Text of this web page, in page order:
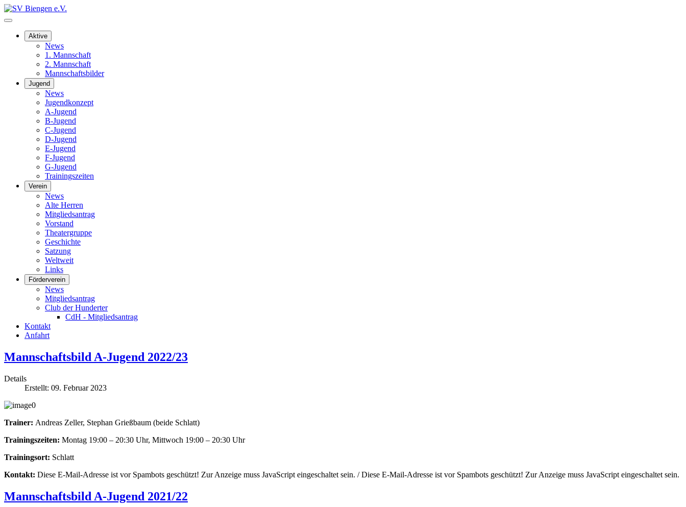
Aktive
News
1. Mannschaft
2. Mannschaft
Mannschaftsbilder
Jugend
News
Jugendkonzept
A-Jugend
B-Jugend
C-Jugend
D-Jugend
E-Jugend
F-Jugend
G-Jugend
Trainingszeiten
Verein
News
Alte Herren
Mitgliedsantrag
Vorstand
Theatergruppe
Geschichte
Satzung
Weltweit
Links
Förderverein
News
Mitgliedsantrag
Club der Hunderter
CdH - Mitgliedsantrag
Kontakt
Anfahrt
Mannschaftsbild A-Jugend 2022/23
Details
Erstellt: 09. Februar 2023
Trainer: Andreas Zeller, Stephan Grießbaum (beide Schlatt)
Trainingszeiten: Montag 19:00 – 20:30 Uhr, Mittwoch 19:00 – 20:30 Uhr
Trainingsort: Schlatt
Kontakt: Diese E-Mail-Adresse ist vor Spambots geschützt! Zur Anzeige muss JavaScript eingeschaltet sein. /Diese E-Mail-Adresse ist vor Spambots geschützt! Zur Anzeige muss JavaScript eingeschaltet sein.
Mannschaftsbild A-Jugend 2021/22